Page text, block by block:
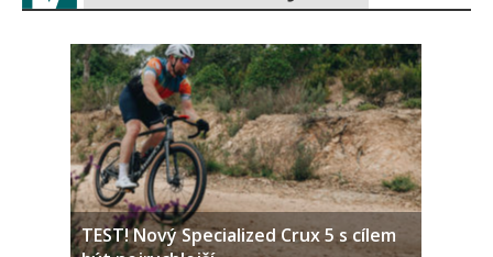
TEST! Nový Specialized Crux 5 s cílem